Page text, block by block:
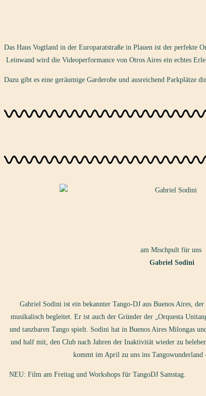
Das Haus Vogtland in der Europaratstraße in Plauen ist der perfekte
Leinwand wird die Videoperformance von Otros Aires ein echtes
Dazu gibt es eine geräumige Garderobe und ausreichend Parkplätze
am Mischpult für uns
Gabriel Sodini
Gabriel Sodini ist ein bekannter Tango-DJ aus Buenos Aires,
musikalisch begleitet. Er ist auch der Gründer der „Orquesta
und tanzbaren Tango spielt. Sodini hat in Buenos Aires Milongas
und half mit, den Club nach Jahren der Inaktivität wieder zu
kommt im April zu uns ins Tangowunderland
NEU: Film am Freitag und Workshops für TangoDJ Samstag.